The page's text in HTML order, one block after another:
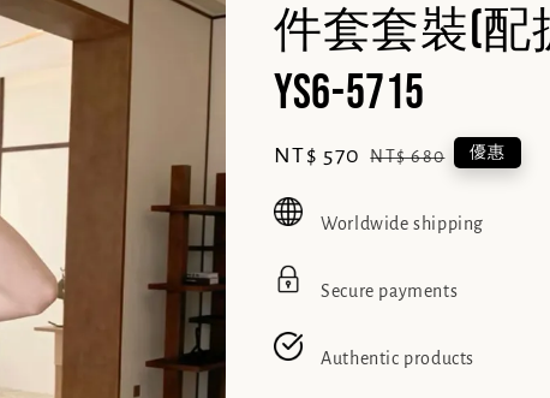
件套套裝(配
YS6-5715
Sale
NT$ 570 Regular
NT$ 680 優惠
Worldwide shipping
Secure payments
Authentic products